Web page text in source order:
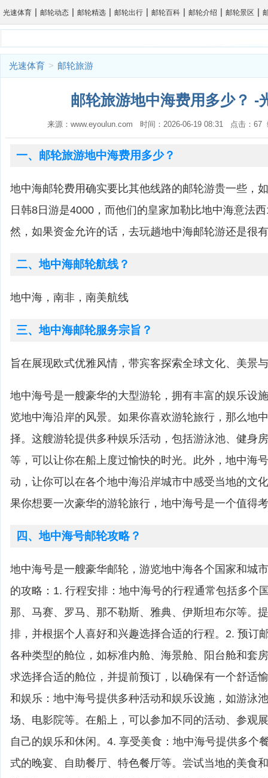
光速体育 | 邮轮动态 | 邮轮精选 | 邮轮出行 | 邮轮百科 | 邮轮介绍 | 邮轮景区 |
光速体育 > 邮轮旅游
邮轮旅游地中海费用多少？ -
来源：www.eyoulun.com 时间：2026-06-19 08:31 点击：
一、邮轮旅游地中海费用多少？
地中海邮轮费用确实要比其他线路的邮轮游贵一些，
日韩8日游是4000，而他们的皇家加勒比地中海意法
然，如果资金允许的话，去玩趟地中海邮轮游还是很
二、地中海邮轮航线？
地中海，南非，南美航线
三、地中海邮轮服务宗旨？
旨在展现欧式优雅风情，带宾客探索全球文化、美景
地中海号是一艘豪华的大型游轮，拥有丰富的娱乐设
览地中海沿岸的风景。如果你喜欢游轮旅行，那么地
择。这艘游轮提供多种娱乐活动，包括游泳池、健身
等，可以让你在船上度过愉快的时光。此外，地中海
动，让你可以在各个地中海沿岸城市中感受当地的文
果你想要一次豪华的游轮旅行，地中海号是一个值得
四、地中海号邮轮攻略？
地中海号是一艘豪华邮轮，游览地中海各个国家和城
的攻略：1. 行程安排：地中海号的行程通常包括多个
那、马赛、罗马、那不勒斯、雅典、伊斯坦布尔等。
排，并根据个人喜好和兴趣选择合适的行程。2. 预订
各种类型的舱位，如标准内舱、海景舱、阳台舱和套
求选择合适的舱位，并提前预订，以确保有一个舒适
和娱乐：地中海号提供多种活动和娱乐设施，如游泳
场、电影院等。在船上，可以参加不同的活动、参观
自己的娱乐和休闲。4. 享受美食：地中海号提供多个
式的晚宴、自助餐厅、特色餐厅等。尝试当地的美食